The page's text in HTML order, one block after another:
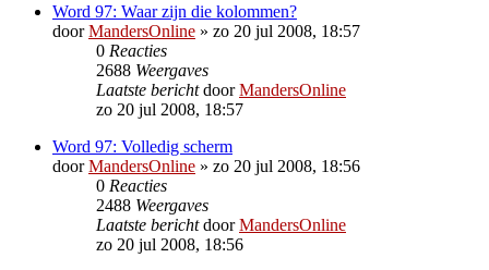
Word 97: Waar zijn die kolommen?
doorMandersOnline » zo 20 jul 2008, 18:57
0 Reacties
2688 Weergaves
Laatste berichtdoorMandersOnline
zo 20 jul 2008, 18:57
Word 97: Volledig scherm
doorMandersOnline » zo 20 jul 2008, 18:56
0 Reacties
2488 Weergaves
Laatste berichtdoorMandersOnline
zo 20 jul 2008, 18:56